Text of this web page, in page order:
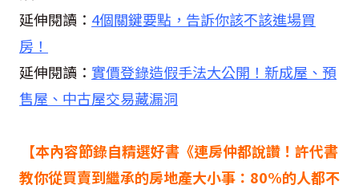
延伸閱讀： 4個關鍵要點，告訴你該不該進場買
房！
延伸閱讀： 實價登錄造假手法大公開！新成屋、預
售屋、中古屋交易藏漏洞
【本內容節錄自精選好書《連房仲都說讚！許代書
教你從買賣到繼承的房地產大小事：80%的人都不